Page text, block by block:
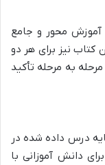
آموزش محور و جامع
کتاب نیز برای هر دو
به مرحله تأکید
درس داده شده در
دانش آموزانی با